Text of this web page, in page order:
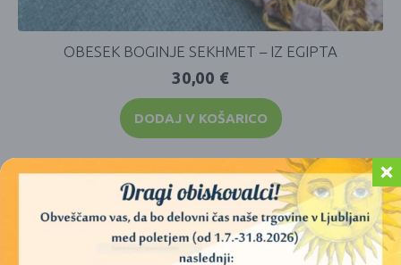
OBESEK BOGINJE SEKHMET – IZ EGIPTA
30,00 €
DODAJ V KOŠARICO